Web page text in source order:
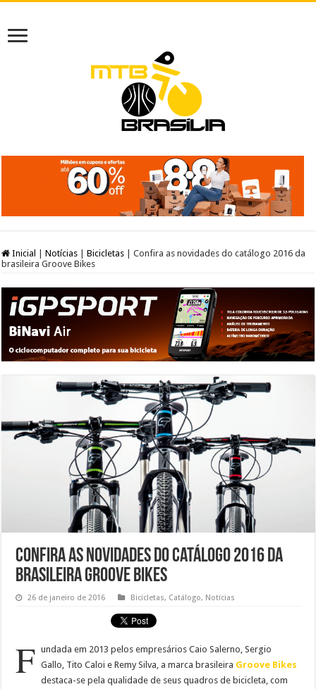
Inicial Notícias Bicicletas
Confira as novidades do catálogo 2016 da
brasileira Groove Bikes
Confira as novidades do catálogo 2016 da
brasileira Groove Bikes
26 de janeiro de 2016 Bicicletas, Catálogo, Notícias
F undada em 2013 pelos empresários Caio Salerno, Sergio
Gallo, Tito Caloi e Remy Silva, a marca brasileira Groove Bikes
destaca-se pela qualidade de seus quadros de bicicleta, com